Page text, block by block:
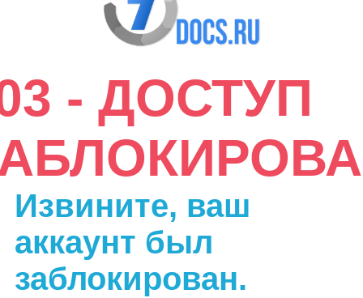
- ДОСТУП
Извините, ваш
аккаунт был
заблокирован.